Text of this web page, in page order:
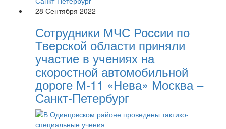
28 Сентября 2022
Сотрудники МЧС России по
Тверской области приняли
участие в учениях на
скоростной автомобильной
дороге М-11 «Нева» Москва –
Санкт-Петербург